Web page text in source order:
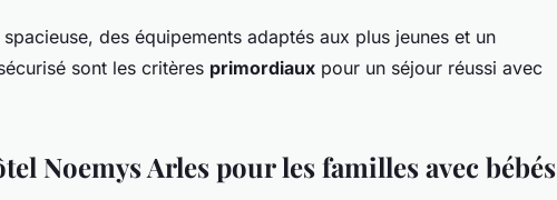
des équipements adaptés aux plus jeunes et un
sont les critères primordiaux pour un séjour réussi avec
Noemys Arles pour les familles avec bébés